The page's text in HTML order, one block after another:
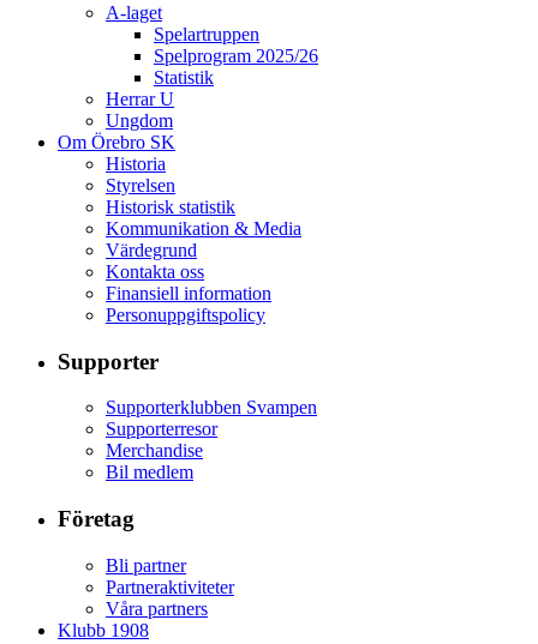
A-laget
Spelartruppen
Spelprogram 2025/26
Statistik
Herrar U
Ungdom
Om Örebro SK
Historia
Styrelsen
Historisk statistik
Kommunikation & Media
Värdegrund
Kontakta oss
Finansiell information
Personuppgiftspolicy
Supporter
Supporterklubben Svampen
Supporterresor
Merchandise
Bil medlem
Företag
Bli partner
Partneraktiviteter
Våra partners
Klubb 1908